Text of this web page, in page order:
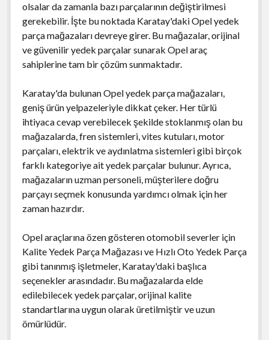
olsalar da zamanla bazı parçalarının değiştirilmesi
gerekebilir. İşte bu noktada Karatay'daki Opel yedek
parça mağazaları devreye girer. Bu mağazalar, orijinal
ve güvenilir yedek parçalar sunarak Opel araç
sahiplerine tam bir çözüm sunmaktadır.
Karatay'da bulunan Opel yedek parça mağazaları,
geniş ürün yelpazeleriyle dikkat çeker. Her türlü
ihtiyaca cevap verebilecek şekilde stoklanmış olan bu
mağazalarda, fren sistemleri, vites kutuları, motor
parçaları, elektrik ve aydınlatma sistemleri gibi birçok
farklı kategoriye ait yedek parçalar bulunur. Ayrıca,
mağazaların uzman personeli, müşterilere doğru
parçayı seçmek konusunda yardımcı olmak için her
zaman hazırdır.
Opel araçlarına özen gösteren otomobil severler için
Kalite Yedek Parça Mağazası ve Hızlı Oto Yedek Parça
gibi tanınmış işletmeler, Karatay'daki başlıca
seçenekler arasındadır. Bu mağazalarda elde
edilebilecek yedek parçalar, orijinal kalite
standartlarına uygun olarak üretilmiştir ve uzun
ömürlüdür.